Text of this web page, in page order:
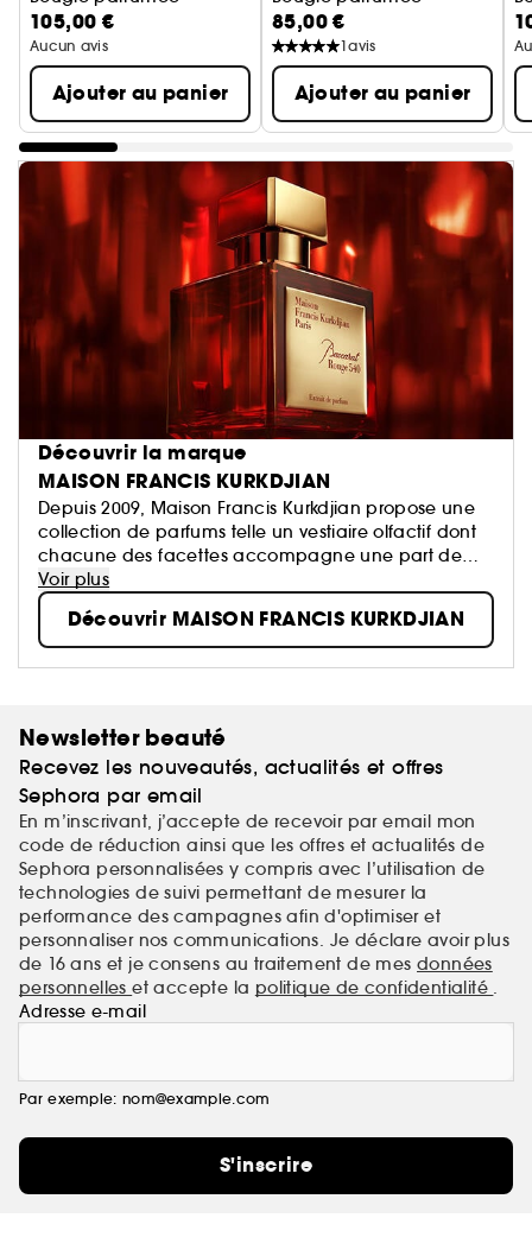
105,00 €
Aucun avis
Ajouter au panier
85,00 €
1avis
Ajouter au panier
Découvrir la marque
MAISON FRANCIS KURKDJIAN
Depuis 2009, Maison Francis Kurkdjian propose une
collection de parfums telle un vestiaire olfactif dont
chacune des facettes accompagne une part de
nous-mêmes.
Parfumeur contemporain parmi les plus célébrés,
Francis Kurkdjian a imaginé un territoire d'expression
d'un perfectionnisme sensuel et délicat.
Voir plus
Découvrir MAISON FRANCIS KURKDJIAN
Newsletter beauté
Recevez les nouveautés, actualités et offres
Sephora par email
En m’inscrivant, j’accepte de recevoir par email mon
code de réduction ainsi que les offres et actualités de
Sephora personnalisées y compris avec l’utilisation de
technologies de suivi permettant de mesurer la
performance des campagnes afin d'optimiser et
personnaliser nos communications. Je déclare avoir plus
de 16 ans et je consens au traitement de mes données
personnelleset accepte la politique de confidentialité .
Adresse e-mail
Par exemple: nom@example.com
S'inscrire